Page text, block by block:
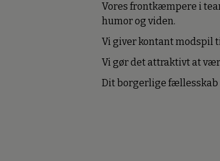
Vores frontkæmpere i
humor og viden.
Vi giver kontant modspil
Vi gør det attraktivt at
Dit borgerlige fællesskab